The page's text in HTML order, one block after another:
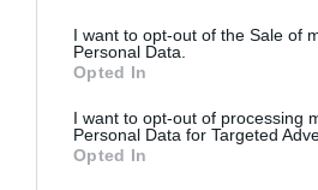
I want to opt-out of the Sale of
Personal Data.
Opted In
I want to opt-out of processing
Personal Data for Targeted
Opted In
general. Diversos estudios
entre el 20-30%
Benzodiacepinas y análogos en
Virginia Castelo Valdes
24/07/